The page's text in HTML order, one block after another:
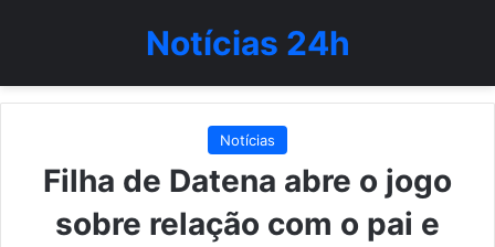
Notícias 24h
Notícias
Filha de Datena abre o jogo
sobre relação com o pai e